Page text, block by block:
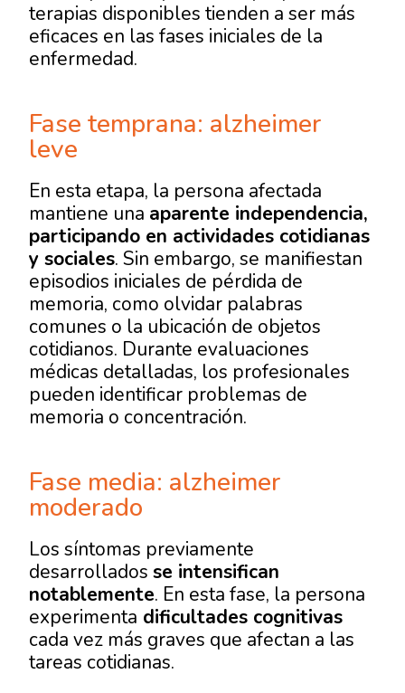
terapias disponibles tienden a ser más
eficaces en las fases iniciales de la
enfermedad.
Fase temprana: alzheimer
leve
En esta etapa, la persona afectada
mantiene una aparente independencia,
participando en actividades cotidianas
y sociales. Sin embargo, se manifiestan
episodios iniciales de pérdida de
memoria, como olvidar palabras
comunes o la ubicación de objetos
cotidianos. Durante evaluaciones
médicas detalladas, los profesionales
pueden identificar problemas de
memoria o concentración.
Fase media: alzheimer
moderado
Los síntomas previamente
desarrolladosse intensifican
notablemente. En esta fase, la persona
experimenta dificultades cognitivas
cada vez más graves que afectan a las
tareas cotidianas.